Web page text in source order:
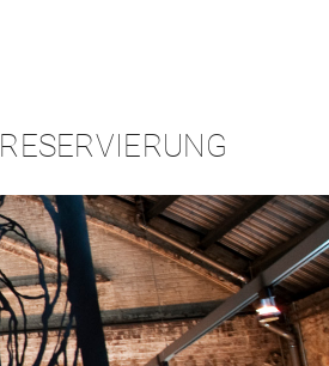
RESERVIERUNG